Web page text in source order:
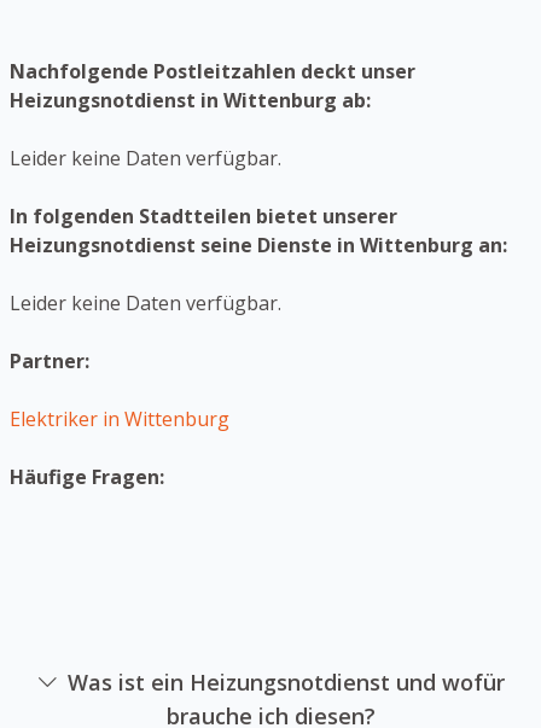
Nachfolgende Postleitzahlen deckt unser
Heizungsnotdienst in Wittenburg ab:
Leider keine Daten verfügbar.
In folgenden Stadtteilen bietet unserer
Heizungsnotdienst seine Dienste in Wittenburg an:
Leider keine Daten verfügbar.
Partner:
Elektriker in Wittenburg
Häufige Fragen:
Was ist ein Heizungsnotdienst und wofür
brauche ich diesen?